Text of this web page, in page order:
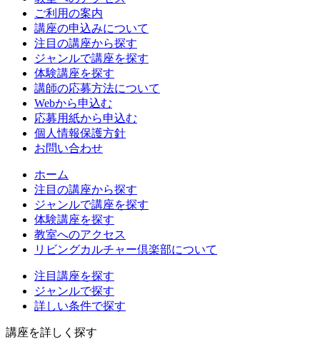
ご利用の案内
講座の申込みについて
注目の講座から探す
ジャンルで講座を探す
体験講座を探す
講師の応募方法について
Webから申込む
応募用紙から申込む
個人情報保護方針
お問い合わせ
ホーム
注目の講座から探す
ジャンルで講座を探す
体験講座を探す
教室へのアクセス
リビングカルチャー倶楽部について
注目講座を探す
ジャンルで探す
詳しい条件で探す
講座を詳しく探す